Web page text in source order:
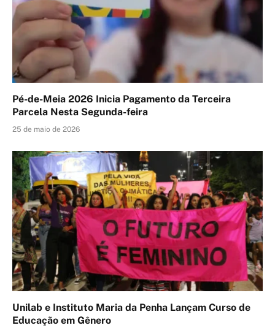
Pé-de-Meia 2026 Inicia Pagamento da Terceira
Parcela Nesta Segunda-feira
25 de maio de 2026
Unilab e Instituto Maria da Penha Lançam Curso de
Educação em Gênero